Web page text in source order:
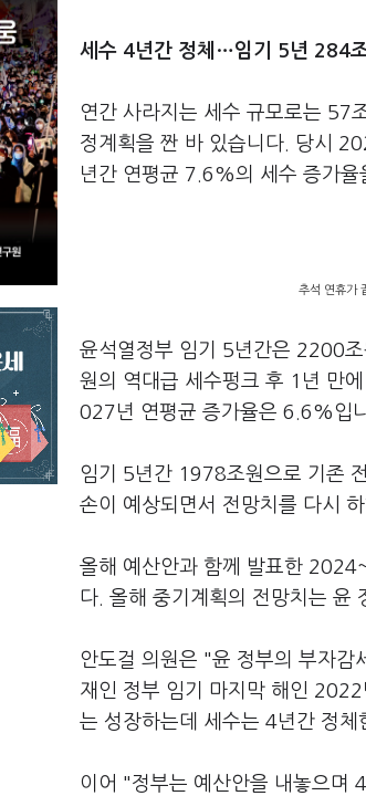
세수 4년간 정체…임기 5년 284
연간 사라지는 세수 규모로는 57
정계획을 짠 바 있습니다. 당시
년간 연평균 7.6%의 세수 증가율
추석 연휴가
윤석열정부 임기 5년간은 2200
원의 역대급 세수펑크 후 1년 만
027년 연평균 증가율은 6.6%입
임기 5년간 1978조원으로 기존
손이 예상되면서 전망치를 다시
올해 예산안과 함께 발표한
다. 올해 중기계획의 전망치는 윤
안도걸 의원은 "윤 정부의 부자
재인 정부 임기 마지막 해인
는 성장하는데 세수는 4년간 정체
이어 "정부는 예산안을 내놓으